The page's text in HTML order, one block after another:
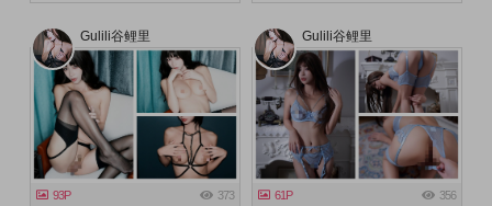
Gulili谷鲤里
93P 373
Gulili谷鲤里
61P 356